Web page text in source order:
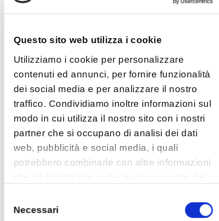
Questo sito web utilizza i cookie
Utilizziamo i cookie per personalizzare
contenuti ed annunci, per fornire funzionalità
dei social media e per analizzare il nostro
traffico. Condividiamo inoltre informazioni sul
modo in cui utilizza il nostro sito con i nostri
partner che si occupano di analisi dei dati
web, pubblicità e social media, i quali
potrebbero combinarle con altre informazioni
delNecessari
penali. Questa disciplina entra in gioco quando è necessario
spesso, infatti, in giudizio vengono analizzati i pc degli
indagati o delle vittime allo scopo di ricercare indizi ed
elementi di prova. L’acquisizione della prova informatica è
sicuramente la fase che presenta una maggior criticità,
proprio perché deve garantire l’inalterabilità dell’elemento
che viene analizzato.
Analisi
Il laboratorio effettua le seguenti tipologie di analisi:
Analisi ed elaborazione fotogrammi da impianti di